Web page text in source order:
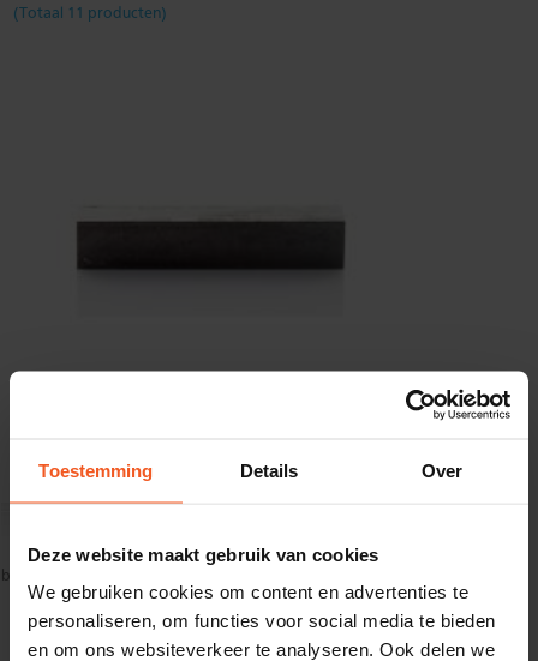
Toestemming Details Over
Deze website maakt gebruik van cookies
We gebruiken cookies om content en advertenties te
personaliseren, om functies voor social media te bieden
en om ons websiteverkeer te analyseren. Ook delen we
(Totaal 11 producten)
blank getrokken vierkantstaal
Zoek type: